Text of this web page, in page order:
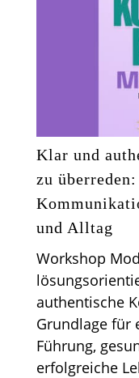
Klar und
zu überreden:
und Alltag
Workshop
authentische
Grundlage für
Führung,
erfolgreiche